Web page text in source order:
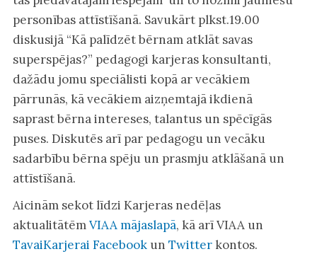
personības attīstīšanā. Savukārt plkst.19.00
diskusijā “Kā palīdzēt bērnam atklāt savas
superspējas?” pedagogi karjeras konsultanti,
dažādu jomu speciālisti kopā ar vecākiem
pārrunās, kā vecākiem aizņemtajā ikdienā
saprast bērna intereses, talantus un spēcīgās
puses. Diskutēs arī par pedagogu un vecāku
sadarbību bērna spēju un prasmju atklāšanā un
attīstīšanā.
Aicinām sekot līdzi Karjeras nedēļas
aktualitātēmVIAA mājaslapā, kā arī VIAA un
TavaiKarjerai Facebookun Twitterkontos.